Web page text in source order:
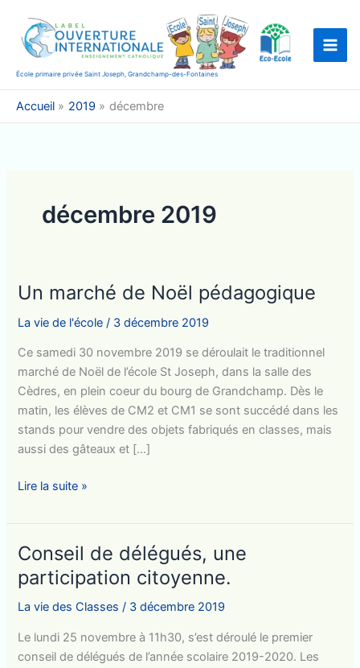
contenu
École primaire privée Saint Joseph, Grandchamp-des-Fontaines
Accueil 2019 décembre
décembre 2019
Un marché de Noël pédagogique
La vie de l'école / 3 décembre 2019
Ce samedi 30 novembre 2019 se déroulait le traditionnel
marché de Noël de l’école St Joseph, dans la salle des
Cèdres, en plein coeur du bourg de Grandchamp. Dès le
matin, les élèves de CM2 et CM1 se sont succédé dans les
stands pour vendre des objets fabriqués en classes, mais
aussi des gâteaux et […]
Un
Noël
pédagogique
Lire la suite »
Conseil de délégués, une
participation citoyenne.
La vie des Classes / 3 décembre 2019
Le lundi 25 novembre à 11h30, s’est déroulé le premier
conseil de délégués de l’année scolaire 2019-2020. Les